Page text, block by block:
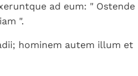
ad eum: " Ostende
".
hominem autem illum et